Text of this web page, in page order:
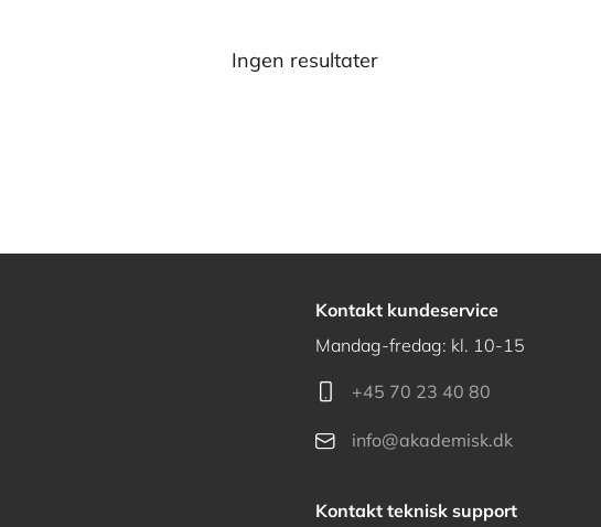
Ingen resultater
Kontakt kundeservice
Mandag-fredag: kl. 10-15
+45 70 23 40 80
info@akademisk.dk
Kontakt teknisk support